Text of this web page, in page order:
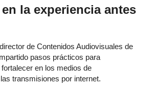
la experiencia antes
de Contenidos Audiovisuales de
pasos prácticos para
en los medios de
transmisiones por internet.